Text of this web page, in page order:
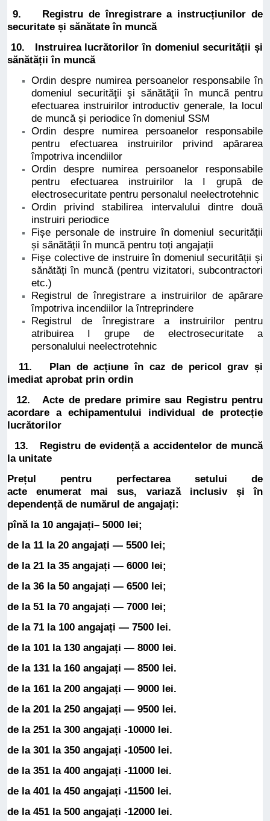
9. Registru de înregistrare a instrucțiunilor de
securitate și sănătate în muncă
10. Instruirea lucrătorilor în domeniul securității și
sănătății în muncă
Ordin despre numirea persoanelor responsabile în
domeniul securităţii şi sănătăţii în muncă pentru
efectuarea instruirilor introductiv generale, la locul
de muncă și periodice în domeniul SSM
Ordin despre numirea persoanelor responsabile
pentru efectuarea instruirilor privind apărarea
împotriva incendiilor
Ordin despre numirea persoanelor responsabile
pentru efectuarea instruirilor la I grupă de
electrosecuritate pentru personalul neelectrotehnic
Ordin privind stabilirea intervalului dintre două
instruiri periodice
Fișe personalede instruire în domeniul securității
și sănătății în muncă pentru toți angajații
Fișe colective de instruire în domeniul securității și
sănătăți în muncă (pentru vizitatori, subcontractori
etc.)
Registrul de înregistrare a instruirilor de apărare
împotriva incendiilor la întreprindere
Registrul de înregistrare a instruirilor pentru
atribuirea I grupe de electrosecuritate a
personalului neelectrotehnic
11. Plan de acțiune în caz de pericol grav și
imediat aprobat prin ordin
12. Acte de predare primire sau Registru pentru
acordare a echipamentului individual de protecție
lucrătorilor
13. Registrude evidență a accidentelor de muncă
la unitate
Prețul pentru perfectarea setului de
acte enumerat mai sus, variază inclusiv și în
dependență de numărul de angajați:
pînă la 10 angajați– 5000 lei;
de la 11 la 20 angajați — 5500 lei;
de la 21 la 35 angajați — 6000 lei;
de la 36 la 50 angajați — 6500 lei;
de la 51 la 70 angajați — 7000 lei;
de la 71 la 100 angajați — 7500 lei.
de la 101 la 130 angajați — 8000 lei.
de la 131 la 160 angajați — 8500 lei.
de la 161 la 200 angajați — 9000 lei.
de la 201 la 250 angajați — 9500 lei.
de la 251 la 300 angajați -10000 lei.
de la 301 la 350 angajați -10500 lei.
de la 351 la 400 angajați -11000 lei.
de la 401 la 450 angajați -11500 lei.
de la 451 la 500 angajați -12000 lei.